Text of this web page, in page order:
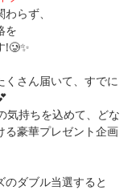
らず、
を
!🥲✨
くさん届いて、すでに
気持ちを込めて、どな
る豪華プレゼント企画
ダブル当選すると